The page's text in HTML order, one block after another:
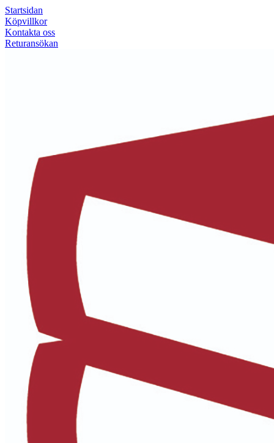
Startsidan
Köpvillkor
Kontakta oss
Returansökan